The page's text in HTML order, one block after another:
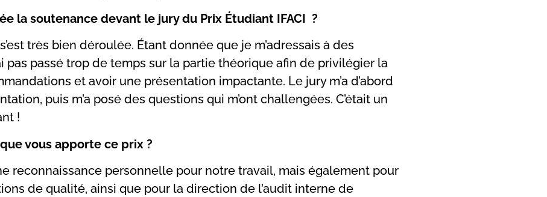
la soutenance devant le jury du Prix Étudiant IFACI ?
très bien déroulée. Étant donnée que je m’adressais à des
pas passé trop de temps sur la partie théorique afin de privilégier la
et avoir une présentation impactante. Le jury m’a d’abord
puis m’a posé des questions qui m’ont challengées. C’était un
!
vous apporte ce prix ?
reconnaissance personnelle pour notre travail, mais également pour
de qualité, ainsi que pour la direction de l’audit interne de